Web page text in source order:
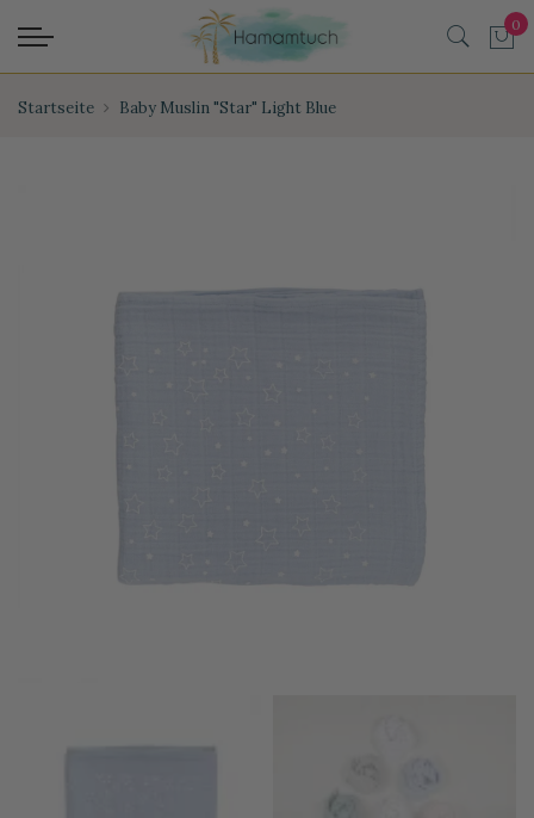
Startseite Baby Muslin "Star" Light Blue